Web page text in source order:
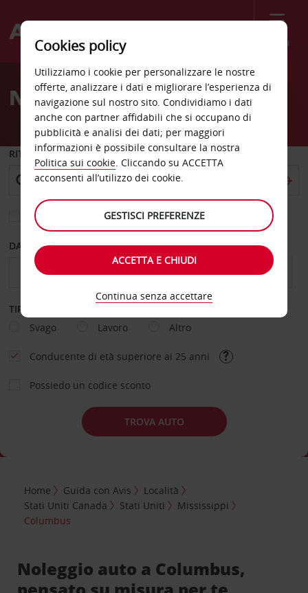
Menù
Welcome
AvisNoleggio auto Columbus
RITIRO DA
Scegli una località di riconsegna diversa
DAL GIORNO AL GIORNO
TIPOLOGIA DI NOLEGGIO
Svago
Lavoro Altro
Conducente di età superiore ai 25 anni
Possiedo un codice sconto
TROVA AUTO
Home Guida con Avis
Località
Stati Uniti Canada
Stati Uniti
Mississippi
Columbus
Noleggio auto a Columbus,
Cookies policy
Utilizziamo i cookie per personalizzare le nostre
offerte, analizzare i dati e migliorare l’esperienza di
navigazione sul nostro sito. Condividiamo i dati
anche con partner affidabili che si occupano di
pubblicità e analisi dei dati; per maggiori
informazioni è possibile consultare la nostra
Politica sui cookie. Cliccando su ACCETTA
acconsenti all’utilizzo dei cookie.
GESTISCI PREFERENZE
ACCETTA E CHIUDI
Continua senza accettare